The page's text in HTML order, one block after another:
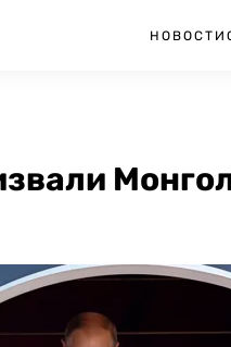
НОВОСТИ